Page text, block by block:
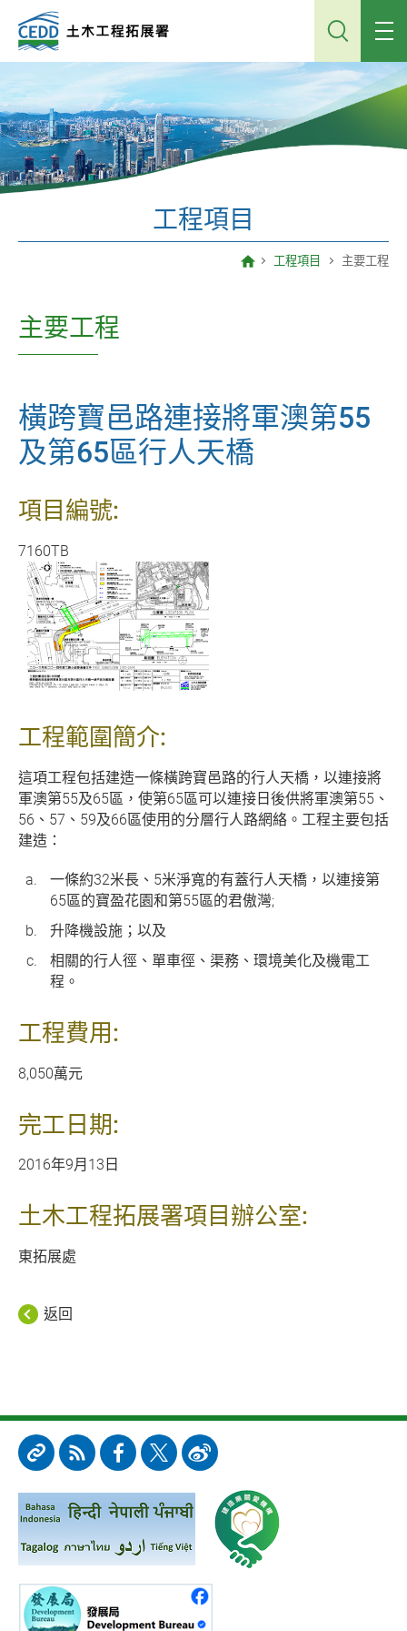
容
工程項目
工程項目 主要工程
主要工程
橫跨寶邑路連接將軍澳第55
及第65區行人天橋
項目編號:
7160TB
工程範圍簡介:
這項工程包括建造一條橫跨寶邑路的行人天橋，以連接將
軍澳第55及65區，使第65區可以連接日後供將軍澳第55、
56、57、59及66區使用的分層行人路網絡。工程主要包括
建造：
一條約32米長、5米淨寬的有蓋行人天橋，以連接第
65區的寶盈花園和第55區的君傲灣;
升降機設施；以及
相關的行人徑、單車徑、渠務、環境美化及機電工
程。
工程費用:
8,050萬元
完工日期:
2016年9月13日
土木工程拓展署項目辦公室:
東拓展處
返回